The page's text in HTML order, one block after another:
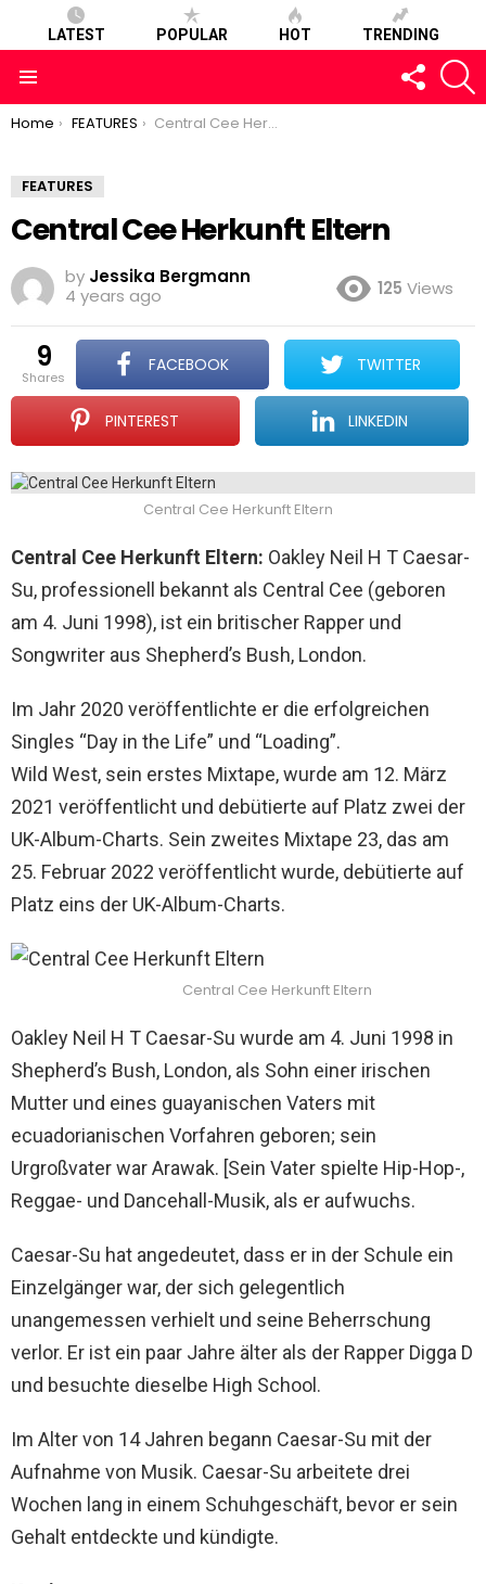
LATEST POPULAR HOT TRENDING
FOLLOW
US
You are here:
Home FEATURES Central Cee Herkunft Eltern
FEATURES
Central Cee Herkunft Eltern
by Jessika Bergmann
4 years ago
125 Views
9
shares
FACEBOOK TWITTER
PINTEREST LINKEDIN
Central Cee Herkunft Eltern
Central Cee Herkunft Eltern: Oakley Neil H T Caesar-
Su, professionell bekannt als Central Cee (geboren
am 4. Juni 1998), ist ein britischer Rapper und
Songwriter aus Shepherd’s Bush, London.
Im Jahr 2020 veröffentlichte er die erfolgreichen
Singles “Day in the Life” und “Loading”.
Wild West, sein erstes Mixtape, wurde am 12. März
2021 veröffentlicht und debütierte auf Platz zwei der
UK-Album-Charts. Sein zweites Mixtape 23, das am
25. Februar 2022 veröffentlicht wurde, debütierte auf
Platz eins der UK-Album-Charts.
Central Cee Herkunft Eltern
Oakley Neil H T Caesar-Su wurde am 4. Juni 1998 in
Shepherd’s Bush, London, als Sohn einer irischen
Mutter und eines guayanischen Vaters mit
ecuadorianischen Vorfahren geboren; sein
Urgroßvater war Arawak. [Sein Vater spielte Hip-Hop-,
Reggae- und Dancehall-Musik, als er aufwuchs.
Caesar-Su hat angedeutet, dass er in der Schule ein
Einzelgänger war, der sich gelegentlich
unangemessen verhielt und seine Beherrschung
verlor. Er ist ein paar Jahre älter als der Rapper Digga D
und besuchte dieselbe High School.
Im Alter von 14 Jahren begann Caesar-Su mit der
Aufnahme von Musik. Caesar-Su arbeitete drei
Wochen lang in einem Schuhgeschäft, bevor er sein
Gehalt entdeckte und kündigte.